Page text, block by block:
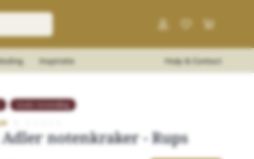
Inspiratie Hulp & Contact
notenkraker - Rups